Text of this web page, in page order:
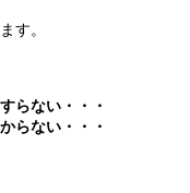
す。
らない・・・
らない・・・